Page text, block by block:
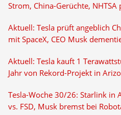
Strom, China-Gerüchte, NHTSA
Aktuell: Tesla prüft angeblich
mit SpaceX, CEO Musk
Aktuell: Tesla kauft 1
Jahr von Rekord-Projekt in
Tesla-Woche 30/26: Starlink in
vs. FSD, Musk bremst bei